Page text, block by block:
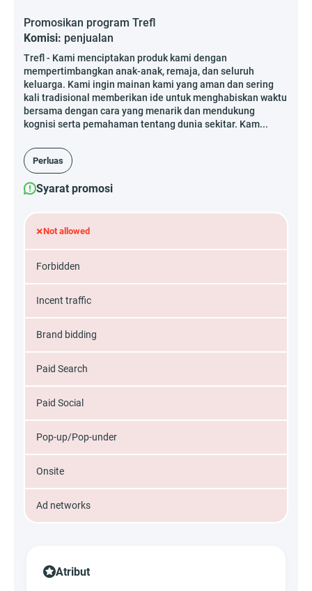
Promosikan program Trefl
Komisi: penjualan
Trefl - Kami menciptakan produk kami dengan
mempertimbangkan anak-anak, remaja, dan seluruh
keluarga. Kami ingin mainan kami yang aman dan sering
kali tradisional memberikan ide untuk menghabiskan waktu
bersama dengan cara yang menarik dan mendukung
kognisi serta pemahaman tentang dunia sekitar. Kam...
Perluas
Syarat promosi
×Not allowed
Forbidden
Incent traffic
Brand bidding
Paid Search
Paid Social
Pop-up/Pop-under
Onsite
Ad networks
Atribut